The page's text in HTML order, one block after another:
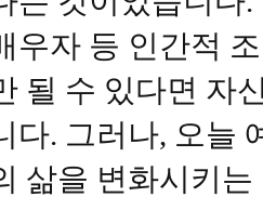
우자 등 인간적
될 수 있다면 자
다. 그러나, 오늘
삶을 변화시키